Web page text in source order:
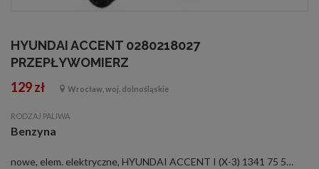
HYUNDAI ACCENT 0280218027
PRZEPŁYWOMIERZ
129 zł Wrocław, woj. dolnośląskie
RODZAJ PALIWA
Benzyna
nowe, elem. elektryczne, HYUNDAI ACCENT I (X-3) 1341 75 55 1994/10 -&gt; 2000/01HYUNDAI ACCENT II (LC) 1341 75 55 2000/01 -&gt;HYUNDAI ACCENT sedan (LC) 1341 75 55 2000/01 -&gt; 2005/11HYUNDAI ACCENT sedan (X-3) 1341 75 55 1994/10 -&gt; 2000/010 280 21...